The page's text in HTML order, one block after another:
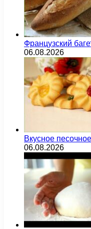
Французский
06.08.2026
Вкусное
06.08.2026